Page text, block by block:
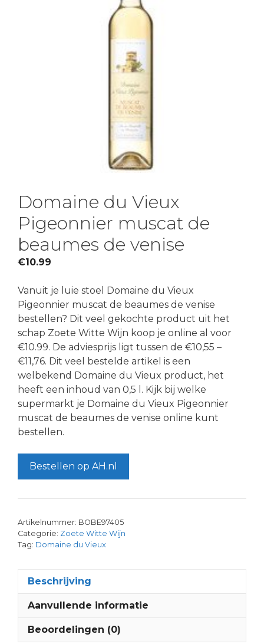
Domaine du Vieux
Pigeonnier muscat de
beaumes de venise
€10.99
Vanuit je luie stoel Domaine du Vieux
Pigeonnier muscat de beaumes de venise
bestellen? Dit veel gekochte product uit het
schap Zoete Witte Wijn koop je online al voor
€10.99. De adviesprijs ligt tussen de €10,55 –
€11,76. Dit veel bestelde artikel is een
welbekend Domaine du Vieux product, het
heeft een inhoud van 0,5 l. Kijk bij welke
supermarkt je Domaine du Vieux Pigeonnier
muscat de beaumes de venise online kunt
bestellen.
Bestellen op AH.nl
Artikelnummer: BOBE97405
Categorie: Zoete Witte Wijn
Tag: Domaine du Vieux
Beschrijving
Aanvullende informatie
Beoordelingen (0)